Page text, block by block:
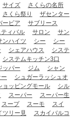
サイズ
さくらの名所
さくら祭り
ザセンター
ービア
サブリース
ィバル
サロン
サン
ンハイツ シー
シー
シェアハウス
システ
システムキッチン3口
ッパー ジム
シャン
シュガーラッシュオ
ョッピングモール
シル
スーパー
スーパー生
スープ スーモ
スイ
ツリー見
スカイバルコ